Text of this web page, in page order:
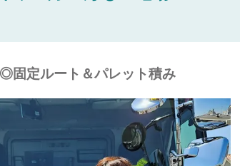
固定ルート＆パレット積み